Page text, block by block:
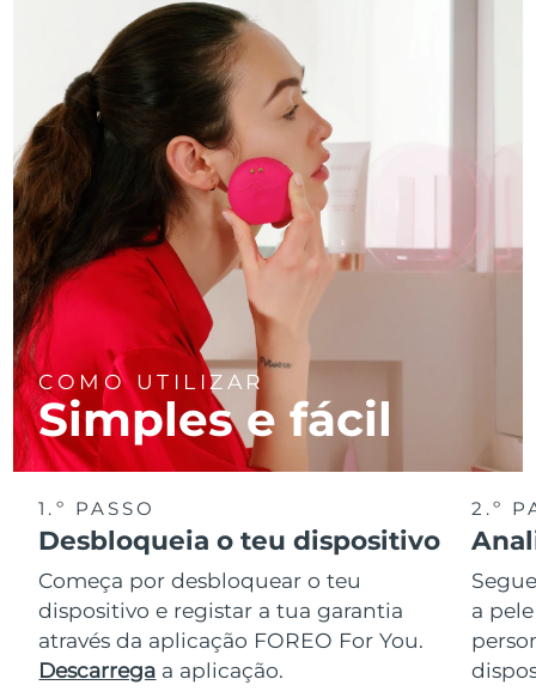
COMO UTILIZAR
Simples e fácil
1.º PASSO
Desbloqueia o teu dispositivo
Começa por desbloquear o teu
dispositivo e registar a tua garantia
através da aplicação FOREO For You.
Descarrega a aplicação.
2.º
a